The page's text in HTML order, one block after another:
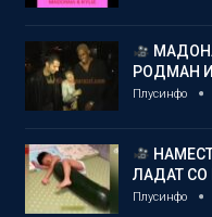
РОДМАН
Плусинфо
ЛАДАТ СО
Плусинфо